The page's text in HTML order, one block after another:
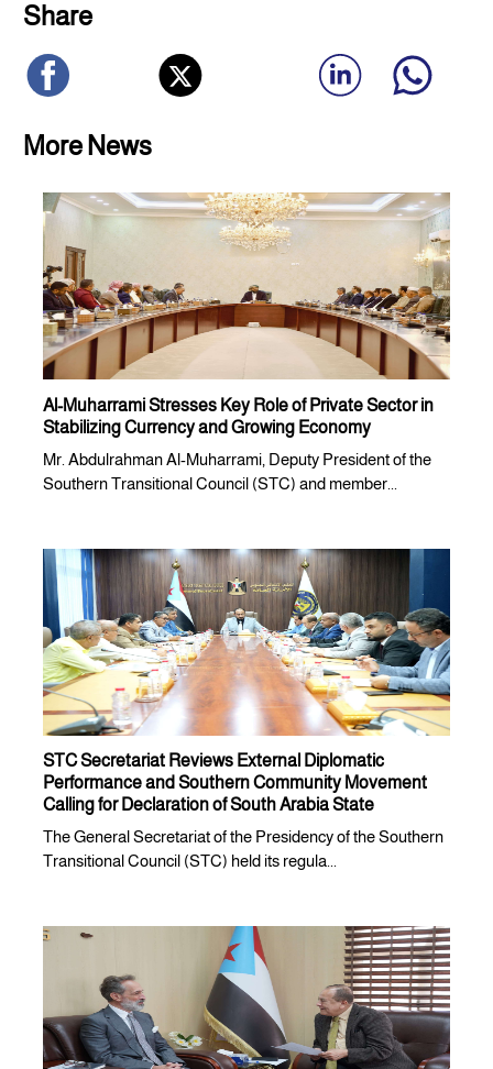
Share
More News
Al-Muharrami Stresses Key Role of Private Sector in
Stabilizing Currency and Growing Economy
Mr. Abdulrahman Al-Muharrami, Deputy President of the
Southern Transitional Council (STC) and member...
STC Secretariat Reviews External Diplomatic
Performance and Southern Community Movement
Calling for Declaration of South Arabia State
The General Secretariat of the Presidency of the Southern
Transitional Council (STC) held its regula...